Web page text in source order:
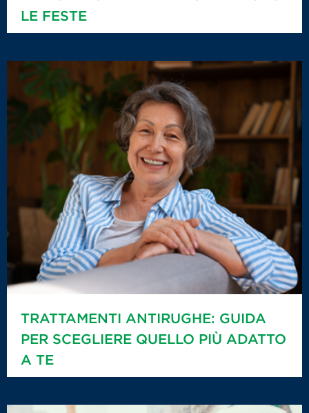
LE FESTE
TRATTAMENTI ANTIRUGHE: GUIDA
PER SCEGLIERE QUELLO PIÙ ADATTO
A TE